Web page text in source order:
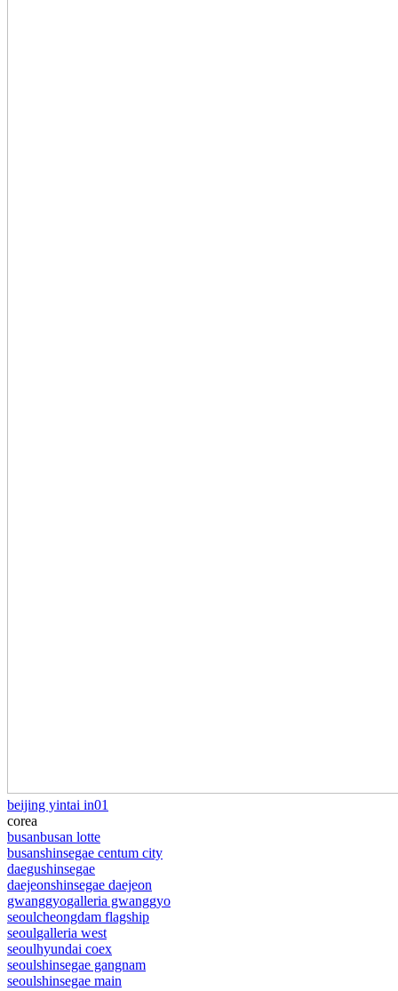
beijing yintai in01
corea
busanbusan lotte
busanshinsegae centum city
daegushinsegae
daejeonshinsegae daejeon
gwanggyogalleria gwanggyo
seoulcheongdam flagship
seoulgalleria west
seoulhyundai coex
seoulshinsegae gangnam
seoulshinsegae main